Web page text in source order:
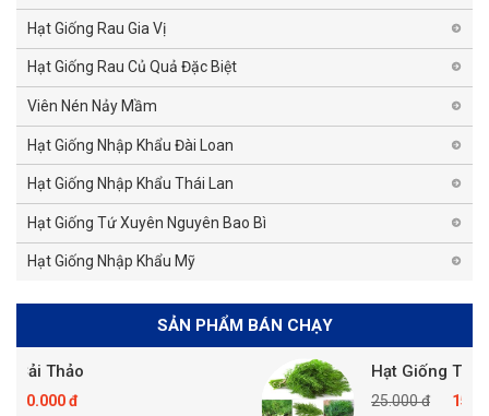
Hạt Giống Rau Gia Vị
Hạt Giống Rau Củ Quả Đặc Biệt
Viên Nén Nảy Mầm
Hạt Giống Nhập Khẩu Đài Loan
Hạt Giống Nhập Khẩu Thái Lan
Hạt Giống Tứ Xuyên Nguyên Bao Bì
Hạt Giống Nhập Khẩu Mỹ
SẢN PHẨM BÁN CHẠY
Hạt Giống Thì Là Bốn
25.000 đ 15.000 đ